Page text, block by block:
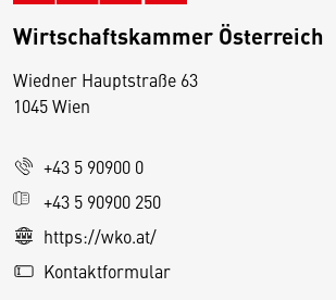
Wirtschaftskammer Österreich
Wiedner Hauptstraße 63
1045 Wien
+43 5 90900 0
+43 5 90900 250
https://wko.at/
Kontaktformular
D
s
e
S
e